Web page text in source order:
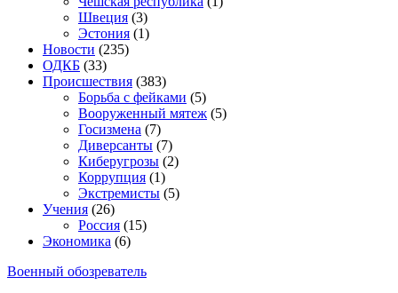
Швеция (3)
Эстония (1)
Новости (235)
ОДКБ (33)
Происшествия (383)
Борьба с фейками (5)
Вооруженный мятеж (5)
Госизмена (7)
Диверсанты (7)
Киберугрозы (2)
Коррупция (1)
Экстремисты (5)
Учения (26)
Россия (15)
Экономика (6)
Военный обозреватель